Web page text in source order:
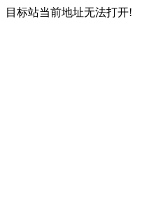
目标站当前地址无法打开!